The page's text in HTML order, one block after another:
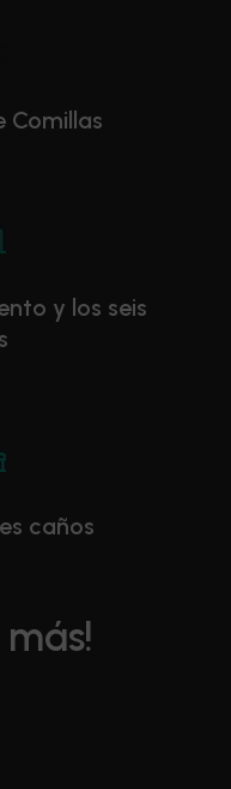
Comillas
y los seis
caños
más!